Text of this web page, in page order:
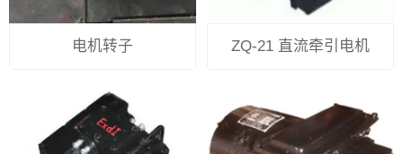
电机转子 ZQ-21 直流牵引电机